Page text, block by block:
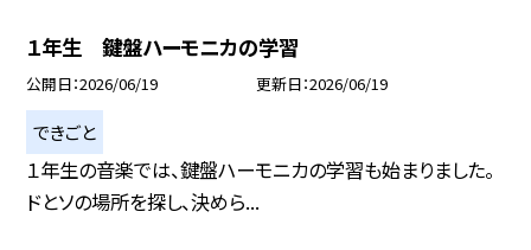
１年生 鍵盤ハーモニカの学習
公開日 2026/06/19 更新日 2026/06/19
できごと
１年生の音楽では、鍵盤ハーモニカの学習も始まりました。
ドとソの場所を探し、決めら...